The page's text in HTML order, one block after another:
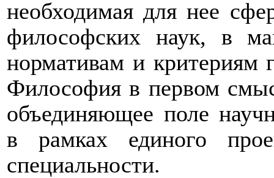
необходимая для нее
философских наук, в
нормативам и критериям
Философия в первом
объединяющее поле
в рамках единого
специальности.